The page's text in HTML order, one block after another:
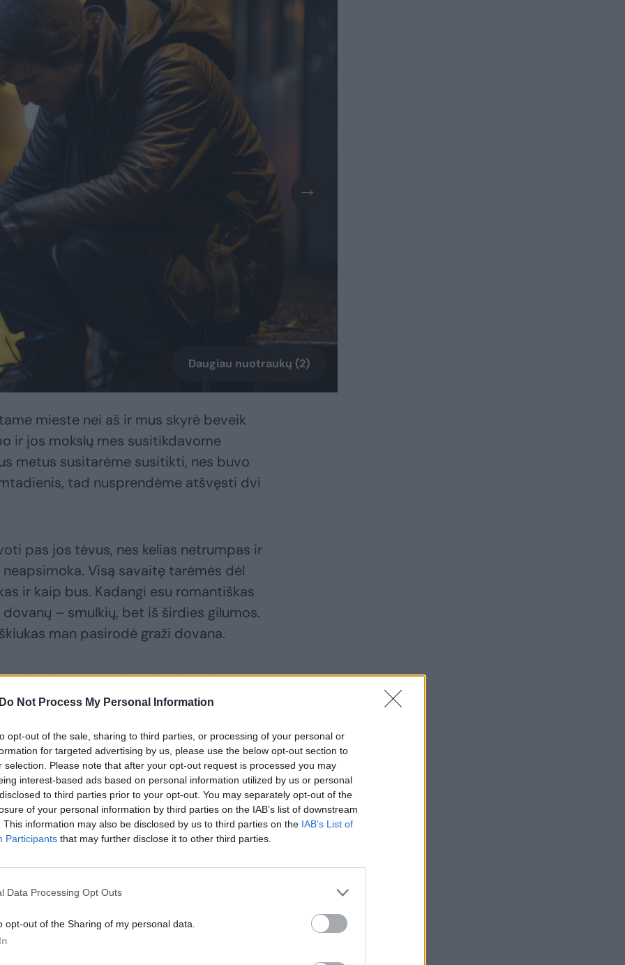
Do Not Process My Personal Information
opt-out of the sale, sharing to third parties, or processing of your personal or
for targeted advertising by us, please use the below opt-out section to
selection. Please note that after your opt-out request is processed you may
interest-based ads based on personal information utilized by us or personal
to third parties prior to your opt-out. You may separately opt-out of the
of your personal information by third parties on the IAB’s list of downstream
This information may also be disclosed by us to third parties on the IAB’s List of
Participants that may further disclose it to other third parties.
Data Processing Opt Outs
opt-out of the Sharing of my personal data.
Daugiau nuotraukų (2)
mieste nei aš ir mus skyrė beveik
ir jos mokslų mes susitikdavome
metus susitarėme susitikti, nes buvo
tad nusprendėme atšvęsti dvi
pas jos tėvus, nes kelias netrumpas ir
Visą savaitę tarėmės dėl
ir kaip bus. Kadangi esu romantiškas
– smulkių, bet iš širdies gilumos.
man pasirodė graži dovana.
jau buvau pas ją. Džiaugiausi
ją apkabinti. Pasivaikščiojom po
jos namus atšvęsti Kalėdų ir jos
namo
grįžti